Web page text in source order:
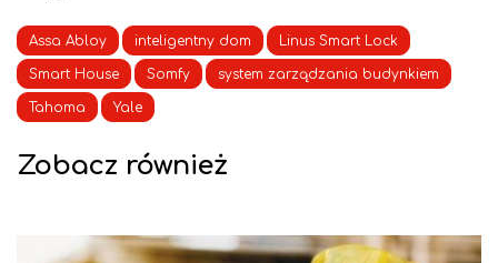
Assa Abloy inteligentny dom Linus Smart Lock
Smart House Somfy system zarządzania budynkiem
Tahoma Yale
Zobacz również